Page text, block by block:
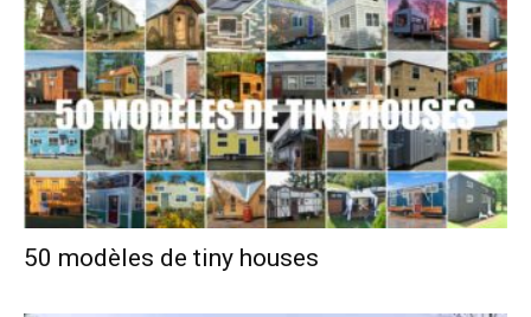
50 modèles de tiny houses